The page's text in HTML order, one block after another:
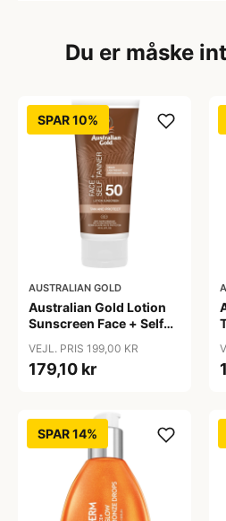
Du er måske
SPAR 10%
AUSTRALIAN GOLD
Australian Gold Lotion
Sunscreen Face + Self
VEJL. PRIS 199,00 KR
179,10 kr
SPAR 14%